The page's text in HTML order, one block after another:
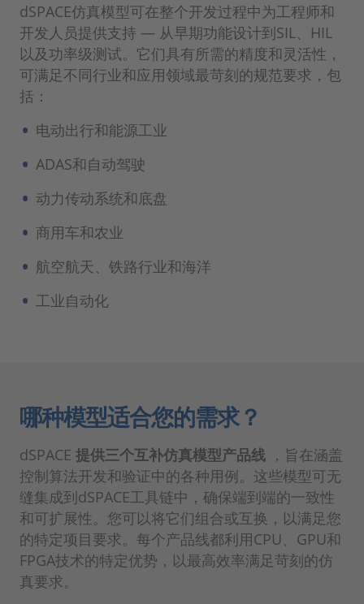
dSPACE仿真模型可在整个开发过程中为工程师和
开发人员提供支持 — 从早期功能设计到SIL、HIL
以及功率级测试。它们具有所需的精度和灵活性，
可满足不同行业和应用领域最苛刻的规范要求，包
括：
电动出行和能源工业
ADAS和自动驾驶
动力传动系统和底盘
商用车和农业
航空航天、铁路行业和海洋
工业自动化
哪种模型适合您的需求？
dSPACE 提供三个互补仿真模型产品线 ，旨在涵盖
控制算法开发和验证中的各种用例。这些模型可无
缝集成到dSPACE工具链中，确保端到端的一致性
和可扩展性。您可以将它们组合或互换，以满足您
的特定项目要求。每个产品线都利用CPU、GPU和
FPGA技术的特定优势，以最高效率满足苛刻的仿
真要求。